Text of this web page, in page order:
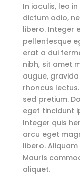
In iaculis, leo
dictum odio,
libero. Integer
pellentesque
erat a dui
nibh, sit amet
augue,
rhoncus
sed pretium.
eget tincidunt
Integer quis
arcu eget
libero.
Mauris
aliquet.